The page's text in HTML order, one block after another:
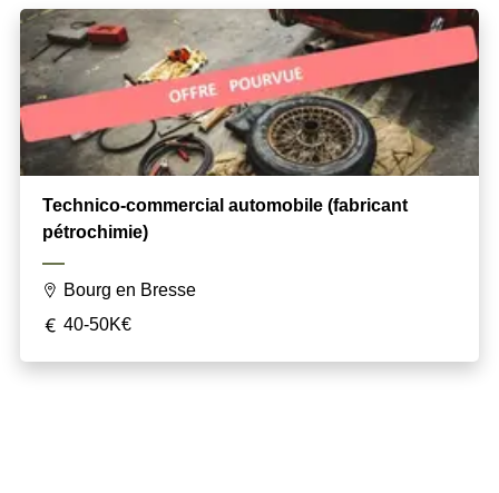
Technico-commercial automobile (fabricant
pétrochimie)
Bourg en Bresse
40-50K€